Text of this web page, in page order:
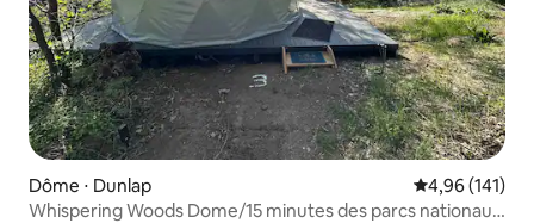
Dôme ⋅ Dunlap Évaluation
4,96 (141)
Whispering Woods Dome/15 minutes des parcs nationaux